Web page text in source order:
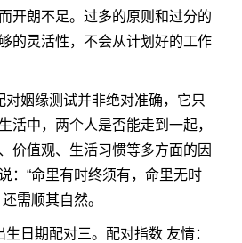
开朗不足。过多的原则和过分的
的灵活性，不会从计划好的工作
姻缘测试并非绝对准确，它只
活中，两个人是否能走到一起，
价值观、生活习惯等多方面的因
：“命里有时终须有，命里无时
需顺其自然。
日期配对三。配对指数 友情：